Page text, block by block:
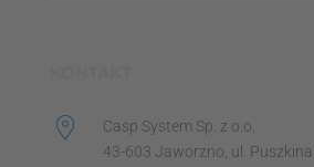
Casp System Sp. z o.o.
43-603 Jaworzno, ul.